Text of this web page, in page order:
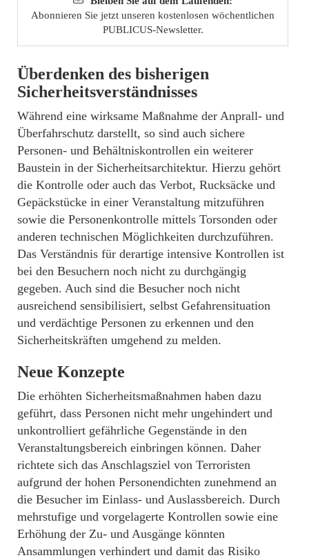
Abonnieren Sie jetzt unseren kostenlosen wöchentlichen
PUBLICUS-Newsletter.
Überdenken des bisherigen
Sicherheitsverständnisses
Während eine wirksame Maßnahme der Anprall- und
Überfahrschutz darstellt, so sind auch sichere
Personen- und Behältniskontrollen ein weiterer
Baustein in der Sicherheitsarchitektur. Hierzu gehört
die Kontrolle oder auch das Verbot, Rucksäcke und
Gepäckstücke in einer Veranstaltung mitzuführen
sowie die Personenkontrolle mittels Torsonden oder
anderen technischen Möglichkeiten durchzuführen.
Das Verständnis für derartige intensive Kontrollen ist
bei den Besuchern noch nicht zu durchgängig
gegeben. Auch sind die Besucher noch nicht
ausreichend sensibilisiert, selbst Gefahrensituation
und verdächtige Personen zu erkennen und den
Sicherheitskräften umgehend zu melden.
Neue Konzepte
Die erhöhten Sicherheitsmaßnahmen haben dazu
geführt, dass Personen nicht mehr ungehindert und
unkontrolliert gefährliche Gegenstände in den
Veranstaltungsbereich einbringen können. Daher
richtete sich das Anschlagsziel von Terroristen
aufgrund der hohen Personendichten zunehmend an
die Besucher im Einlass- und Auslassbereich. Durch
mehrstufige und vorgelagerte Kontrollen sowie eine
Erhöhung der Zu- und Ausgänge könnten
Ansammlungen verhindert und damit das Risiko